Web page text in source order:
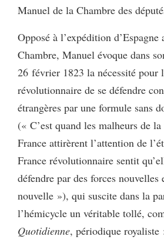
Manuel de la Chambre des
Opposé à l’expédition
Chambre, Manuel évoque dans
26 février 1823 la nécessité pour
révolutionnaire de se défendre
étrangères par une formule sans
(« C’est quand les malheurs de
France attirèrent l’attention de
France révolutionnaire sentit
défendre par des forces nouvelles
nouvelle »), qui suscite dans la
l’hémicycle un véritable tollé,
Quotidienne, périodique royaliste